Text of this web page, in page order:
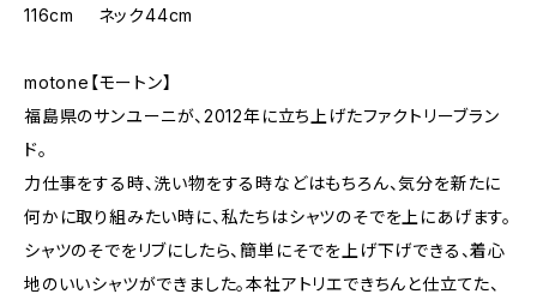
116cm ネック44cm
motone【モートン】
福島県のサンユーニが、2012年に立ち上げたファクトリーブラン
ド。
力仕事をする時、洗い物をする時などはもちろん、気分を新たに
何かに取り組みたい時に、私たちはシャツのそでを上にあげます。
シャツのそでをリブにしたら、簡単にそでを上げ下げできる、着心
地のいいシャツができました。本社アトリエできちんと仕立てた、